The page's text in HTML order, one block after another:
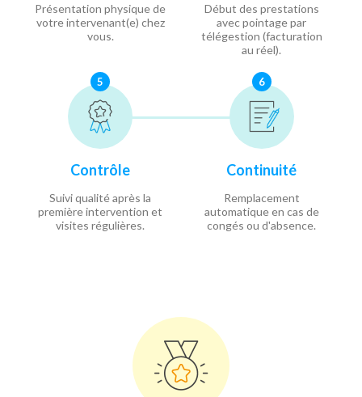
Présentation physique de
votre intervenant(e) chez
vous.
Début des prestations
avec pointage par
télégestion (facturation
au réel).
5
Contrôle
Suivi qualité après la
première intervention et
visites régulières.
6
Continuité
Remplacement
automatique en cas de
congés ou d'absence.